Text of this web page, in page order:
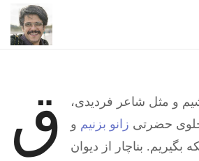
ق
و مثل شاعر فردیدی،
حضرتی زانو بزنیم و
بگیریم. بناچار از دیوان